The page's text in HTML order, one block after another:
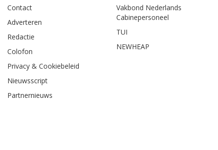
Contact
Adverteren
Redactie
Colofon
Privacy & Cookiebeleid
Nieuwsscript
Partnernieuws
Vakbond Nederlands
Cabinepersoneel
TUI
NEWHEAP